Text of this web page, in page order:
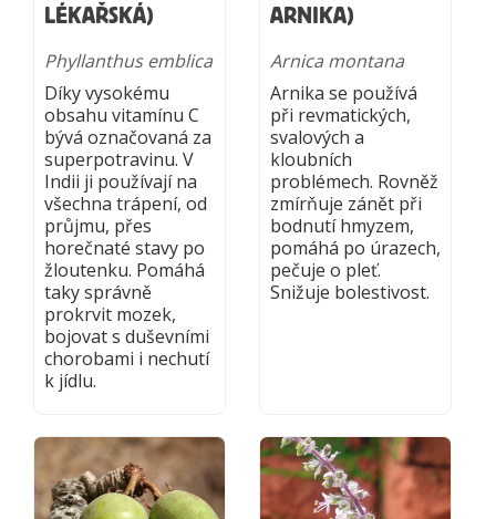
LÉKAŘSKÁ)
Phyllanthus emblica
Díky vysokému
obsahu vitamínu C
bývá označovaná za
superpotravinu. V
Indii ji používají na
všechna trápení, od
průjmu, přes
horečnaté stavy po
žloutenku. Pomáhá
taky správně
prokrvit mozek,
bojovat s duševními
chorobami i nechutí
k jídlu.
ARNIKA)
Arnica montana
Arnika se používá
při revmatických,
svalových a
kloubních
problémech. Rovněž
zmírňuje zánět při
bodnutí hmyzem,
pomáhá po úrazech,
pečuje o pleť.
Snižuje bolestivost.